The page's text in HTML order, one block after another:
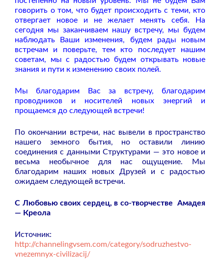
говорить о том, что будет происходить с теми, кто
отвергает новое и не желает менять себя. На
сегодня мы заканчиваем нашу встречу, мы будем
наблюдать Ваши изменения, будем рады новым
встречам и поверьте, тем кто последует нашим
советам, мы с радостью будем открывать новые
знания и пути к изменению своих полей.
Мы благодарим Вас за встречу, благодарим
проводников и носителей новых энергий и
прощаемся до следующей встречи!
По окончании встречи, нас вывели в пространство
нашего земного бытия, но оставили линию
соединения с данными Структурами — это новое и
весьма необычное для нас ощущение. Мы
благодарим наших новых Друзей и с радостью
ожидаем следующей встречи.
С Любовью своих сердец, в со-творчестве
Амадея
— Креола
Источник:
http://channelingvsem.com/category/sodruzhestvo-
vnezemnyx-civilizacij/